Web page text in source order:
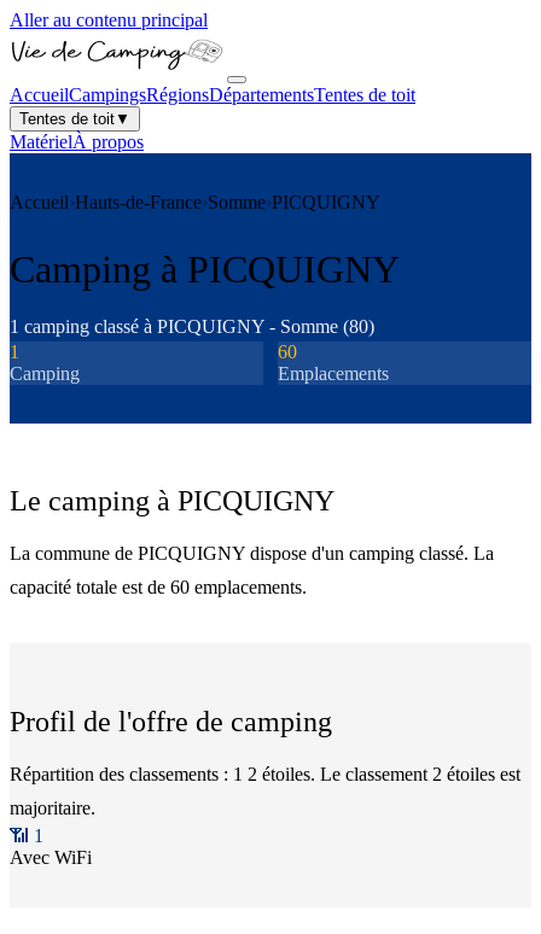
Aller au contenu principal
AccueilCampingsRégionsDépartementsTentes de toit
Tentes de toit▼
MatérielÀ propos
Accueil›Hauts-de-France›Somme›PICQUIGNY
Camping à PICQUIGNY
1 camping classé à PICQUIGNY - Somme (80)
1
Camping
60
Emplacements
Le camping à PICQUIGNY
La commune de PICQUIGNY dispose d'un camping classé. La
capacité totale est de 60 emplacements.
Profil de l'offre de camping
Répartition des classements : 1 2 étoiles. Le classement 2 étoiles est
majoritaire.
📶 1
Avec WiFi